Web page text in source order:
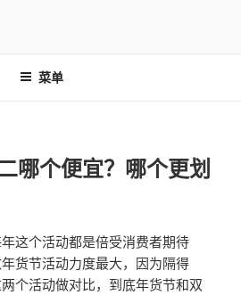
菜单
哪个便宜？哪个更划
这个活动都是倍受消费者期待
货节活动力度最大，因为隔得
个活动做对比，到底年货节和双